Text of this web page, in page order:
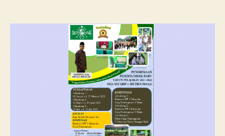
PPDB
SMA
Ma’arif
1
Metro
Tahun
Ajaran
2021/202